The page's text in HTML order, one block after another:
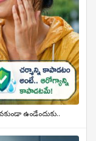
ఉండేందుకు..